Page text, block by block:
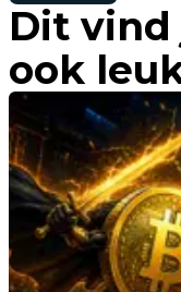
Dit vind
ook